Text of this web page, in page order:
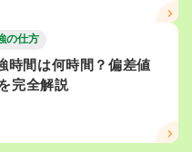
の仕方
時間は何時間？偏差値
完全解説